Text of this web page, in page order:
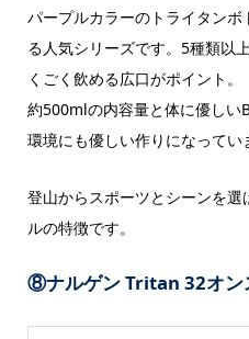
パープルカラーのトライタン
る人気シリーズです。5種類以
くごく飲める広口がポイント。
約500mlの内容量と体に優しい
環境にも優しい作りになってい
登山からスポーツとシーンを
ルの特徴です。
⑧ナルゲンTritan 32オン